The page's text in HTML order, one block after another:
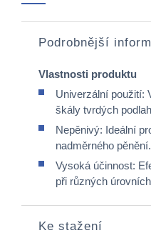
Podrobnější
Vlastnosti produktu
Univerzální použití:
škály tvrdých
Nepěnivý: Ideální
nadměrného pěnění.​
Vysoká účinnost:
při různých
Ke stažení